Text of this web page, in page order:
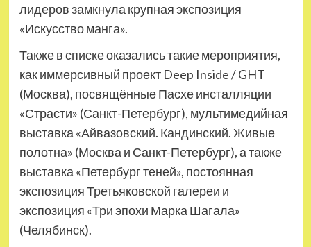
лидеров замкнула крупная экспозиция
«Искусство манга».
Также в списке оказались такие мероприятия,
как иммерсивный проект Deep Inside / GHT
(Москва), посвящённые Пасхе инсталляции
«Страсти» (Санкт-Петербург), мультимедийная
выставка «Айвазовский. Кандинский. Живые
полотна» (Москва и Санкт-Петербург), а также
выставка «Петербург теней», постоянная
экспозиция Третьяковской галереи и
экспозиция «Три эпохи Марка Шагала»
(Челябинск).